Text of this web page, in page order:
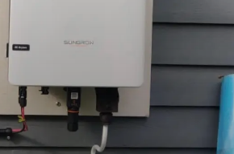
vid renovering: Din
elektriker i Solna
eller ett badrum är ett av de största
sig an som bostadsägare.